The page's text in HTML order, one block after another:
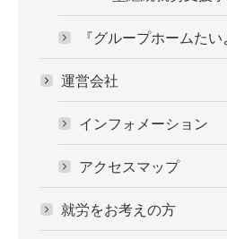
『グループホームた
運営会社
インフォメーション
アクセスマップ
就労をお考えの方